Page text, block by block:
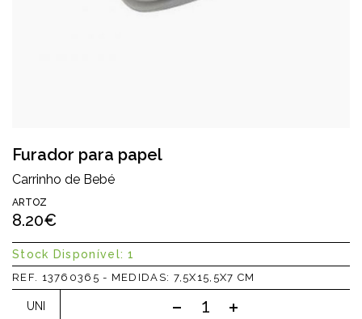
Furador para papel
Carrinho de Bebé
ARTOZ
8.20€
Stock Disponível: 1
REF. 13760365 - MEDIDAS: 7,5X15,5X7 CM
UNI